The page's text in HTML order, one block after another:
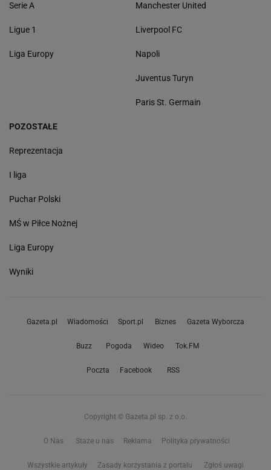
Serie A
Ligue 1
Liga Europy
Manchester United
Liverpool FC
Napoli
Juventus Turyn
Paris St. Germain
POZOSTAŁE
Reprezentacja
I liga
Puchar Polski
MŚ w Piłce Nożnej
Liga Europy
Wyniki
Gazeta.pl Wiadomości Sport.pl Biznes Gazeta Wyborcza
Buzz Pogoda Wideo Tok.FM
Poczta Facebook RSS
Copyright © Gazeta.pl sp. z o.o.
O Nas Staże u nas Reklama Polityka prywatności
Wszystkie artykuły Zasady korzystania z portalu Zgłoś uwagi